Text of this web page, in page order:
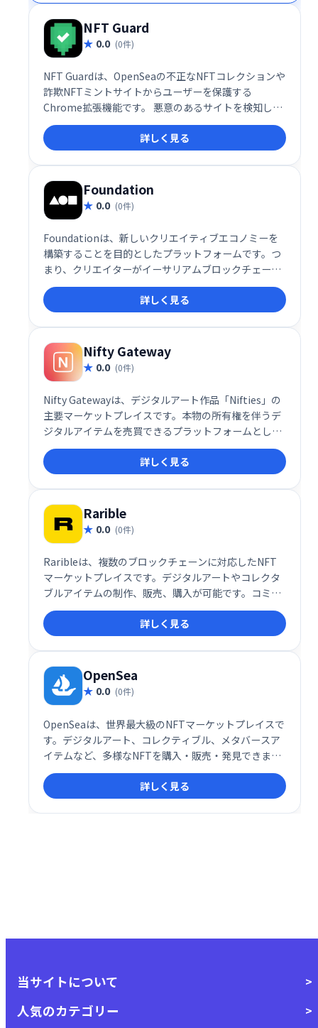
NFT Guard
0.0 (0件)
NFT Guardは、OpenSeaの不正なNFTコレクションや
詐欺NFTミントサイトからユーザーを保護する
Chrome拡張機能です。 悪意のあるサイトを検知し、
ウォレットやコインの盗難を防ぎます。安全にNFT取
引を行うための必須ツールとして、安心してご利用い
ただけます。
詳しく見る
Foundation
0.0 (0件)
Foundationは、新しいクリエイティブエコノミーを
構築することを目的としたプラットフォームです。つ
まり、クリエイターがイーサリアムブロックチェーン
を使用して、まったく新しい方法で作品を評価し、サ
ポーターとのより強いつながりを築くことができる世
界です。
詳しく見る
Nifty Gateway
0.0 (0件)
Nifty Gatewayは、デジタルアート作品「Nifties」の
主要マーケットプレイスです。本物の所有権を伴うデ
ジタルアイテムを売買できるプラットフォームとし
て、コレクターやアーティストに最適な環境を提供し
ます。唯一無二のデジタルアート作品を探したり、自
身の作品を発表したりするのに最適な場所です。
詳しく見る
Rarible
0.0 (0件)
Raribleは、複数のブロックチェーンに対応したNFT
マーケットプレイスです。デジタルアートやコレクタ
ブルアイテムの制作、販売、購入が可能です。コミュ
ニティ主導型のプラットフォームとして、クリエイタ
ーとコレクターを繋ぎ、活気あるNFTエコシステムを
提供します。
詳しく見る
OpenSea
0.0 (0件)
OpenSeaは、世界最大級のNFTマーケットプレイスで
す。デジタルアート、コレクティブル、メタバースア
イテムなど、多様なNFTを購入・販売・発見できま
す。独自のデジタルアイテムを手に入れ、新たなデジ
タル資産の世界を体験しましょう。
詳しく見る
当サイトについて
人気のカテゴリー